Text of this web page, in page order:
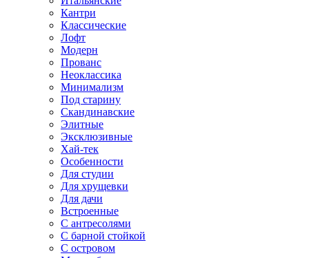
Кантри
Классические
Лофт
Модерн
Прованс
Неоклассика
Минимализм
Под старину
Скандинавские
Элитные
Эксклюзивные
Хай-тек
Особенности
Для студии
Для хрущевки
Для дачи
Встроенные
С антресолями
С барной стойкой
С островом